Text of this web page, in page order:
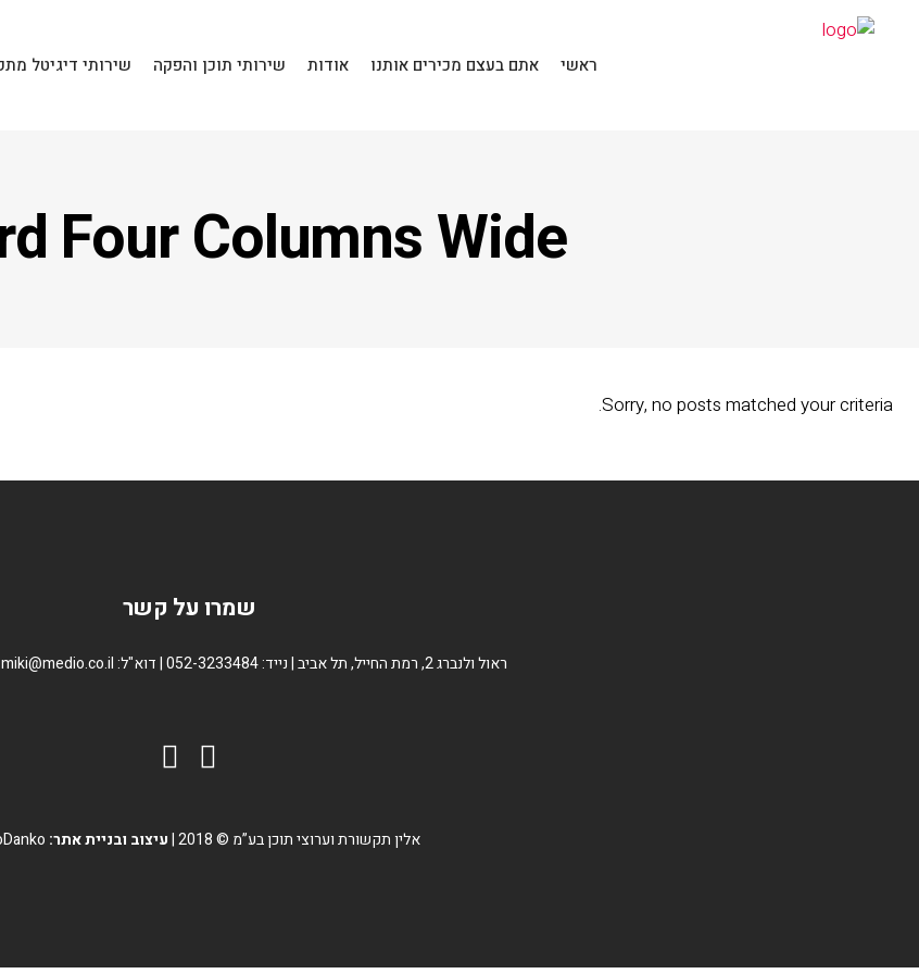
ראשי אתם בעצם מכירים אותנו אודות שירותי תוכן והפקה שירותי דיגיטל
Four Columns Wide
Sorry, no posts matched your criteria.
שמרו על קשר
ראול ולנברג 2, רמת החייל, תל אביב |נייד: 052-3233484 | דוא"ל: miki@medio.co.il | פקס: 03-6486343
אלין תקשורת וערוצי תוכן בע”מ © 2018 |עיצוב ובניית אתר: